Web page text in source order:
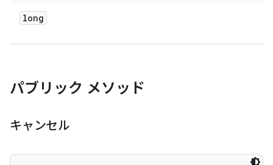
long
パブリック メソッド
キャンセル